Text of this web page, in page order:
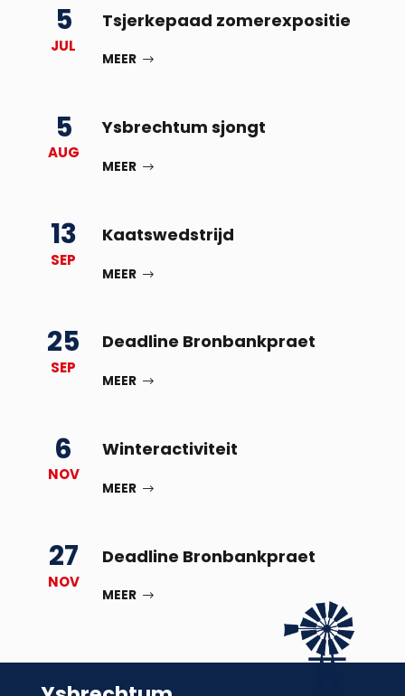
5
JUL
Tsjerkepaad zomerexpositie
MEER
5
AUG
Ysbrechtum sjongt
MEER
13
SEP
Kaatswedstrijd
MEER
25
SEP
Deadline Bronbankpraet
MEER
6
NOV
Winteractiviteit
MEER
27
NOV
Deadline Bronbankpraet
MEER